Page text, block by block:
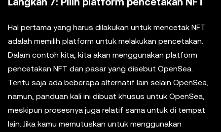
Hal pertama yang harus dilakukan untuk mencetak NFT
adalah memilih platform untuk melakukan pencetakan.
Dalam contoh kita, kita akan menggunakan platform
pencetakan NFT dan pasar yang disebut OpenSea.
Tentu saja ada beberapa alternatif lain selain OpenSea,
namun, panduan kali ini dibuat khusus untuk OpenSea,
meskipun prosesnya juga relatif sama untuk di tempat
lain. Jika kamu memutuskan untuk menggunakan